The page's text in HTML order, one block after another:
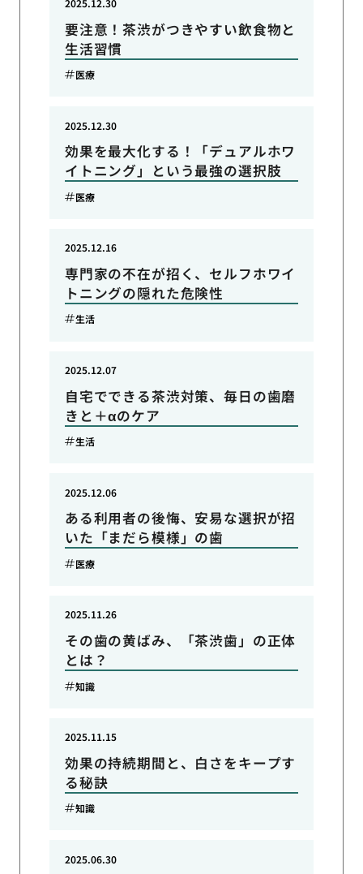
要注意！茶渋がつきやすい飲食物と
生活習慣
医療
効果を最大化する！「デュアルホワ
イトニング」という最強の選択肢
2025.12.30
医療
専門家の不在が招く、セルフホワイ
トニングの隠れた危険性
2025.12.16
生活
自宅でできる茶渋対策、毎日の歯磨
きと＋αのケア
2025.12.07
生活
ある利用者の後悔、安易な選択が招
いた「まだら模様」の歯
2025.12.06
医療
その歯の黄ばみ、「茶渋歯」の正体
とは？
2025.11.26
知識
効果の持続期間と、白さをキープす
る秘訣
2025.11.15
知識
2025.06.30